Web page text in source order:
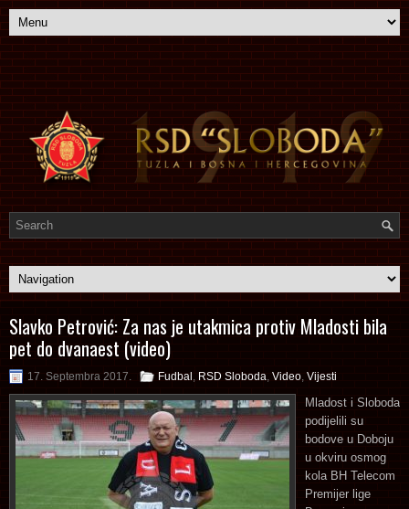
Slavko Petrović: Za nas je utakmica protiv Mladosti bila
pet do dvanaest (video)
17. Septembra 2017. Fudbal RSD Sloboda Video Vijesti
Mladost i Sloboda
podijelili su
bodove u Doboju
u okviru osmog
kola BH Telecom
Premijer lige